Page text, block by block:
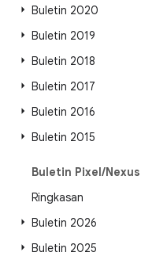
Buletin 2020
Buletin 2019
Buletin 2018
Buletin 2017
Buletin 2016
Buletin 2015
Buletin Pixel/Nexus
Ringkasan
Buletin 2026
Buletin 2025